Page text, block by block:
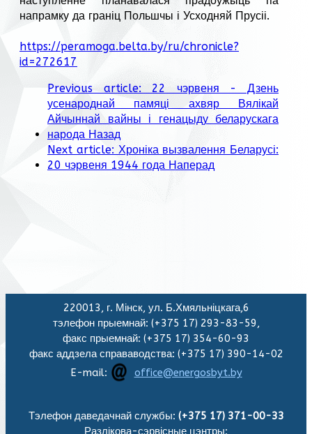
напрамку да граніц Польшчы і Усходняй Прусіі.
https://peramoga.belta.by/ru/chronicle?
id=272617
Previous article: 22 чэрвеня - Дзень
усенароднай памяці ахвяр Вялікай
Айчыннай вайны і генацыду беларускага
народа Назад
Next article: Хроніка вызвалення Беларусі:
20 чэрвеня 1944 года Наперад
220013, г. Мінск, ул. Б.Хмяльніцкага,6
тэлефон прыемнай: (+375 17) 293-83-59,
факс прыемнай: (+375 17) 354-60-93
факс аддзела справаводства: (+375 17) 390-14-02
E-mail:
office@energosbyt.by
Тэлефон даведачнай службы: (+375 17) 371-00-33
Разлікова-сэрвісные цэнтры: